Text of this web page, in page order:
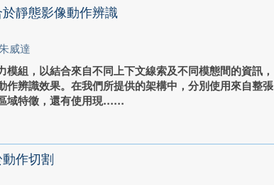
靜態影像動作辨識
威達
模組，以結合來自不同上下文線索及不同模態間的資訊，
作辨識效果。在我們所提供的架構中，分別使用來自整張
域特徵，還有使用現...
作切割